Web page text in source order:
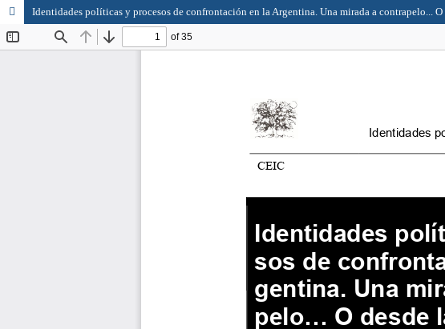
Identidades políticas y procesos de confrontación en la Argentina. Una mirada a contrapelo... O